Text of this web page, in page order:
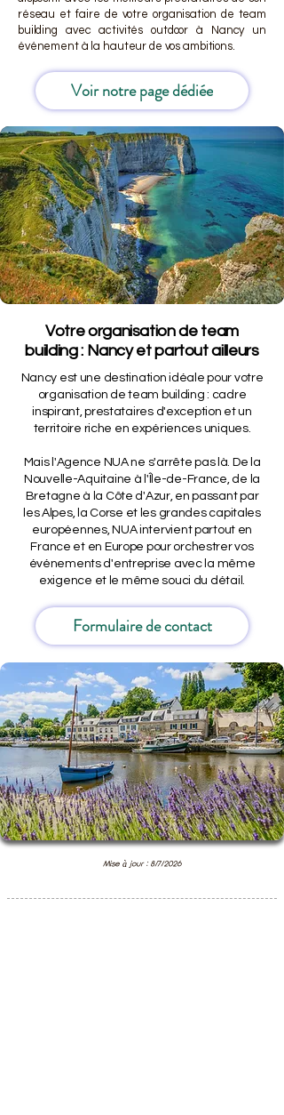
réseau et faire de votre organisation de team
building avec activités outdoor à Nancy un
événement à la hauteur de vos ambitions.
Voir notre page dédiée
Votre organisation de team
building : Nancy et partout ailleurs
Nancy est une destination idéale pour votre
organisation de team building : cadre
inspirant, prestataires d'exception et un
territoire riche en expériences uniques.
Mais l'Agence NUA ne s'arrête pas là. De la
Nouvelle-Aquitaine à l'Île-de-France, de la
Bretagne à la Côte d'Azur, en passant par
les Alpes, la Corse et les grandes capitales
européennes, NUA intervient partout en
France et en Europe pour orchestrer vos
événements d'entreprise avec la même
exigence et le même souci du détail.
Formulaire de contact
Mise à jour : 8/7/2026